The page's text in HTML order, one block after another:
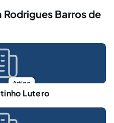
Barros de
Artigo
Lutero